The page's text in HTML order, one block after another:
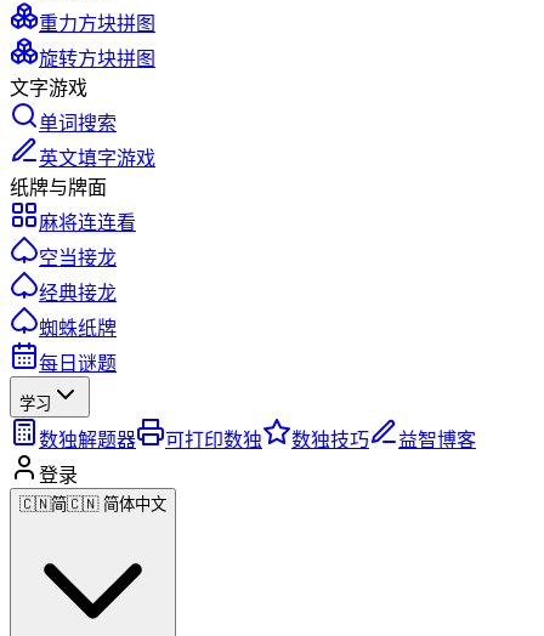
重力方块拼图
旋转方块拼图
文字游戏
单词搜索
英文填字游戏
纸牌与牌面
麻将连连看
空当接龙
经典接龙
蜘蛛纸牌
每日谜题
学习
数独解题器 可打印数独 数独技巧
益智博客
登录
🇨🇳简🇨🇳 简体中文